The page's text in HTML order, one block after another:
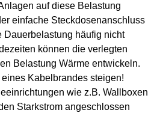
auf diese Belastung
einfache Steckdosenanschluss
Dauerbelastung häufig nicht
können die verlegten
Belastung Wärme entwickeln.
Kabelbrandes steigen!
wie z.B. Wallboxen
Starkstrom angeschlossen